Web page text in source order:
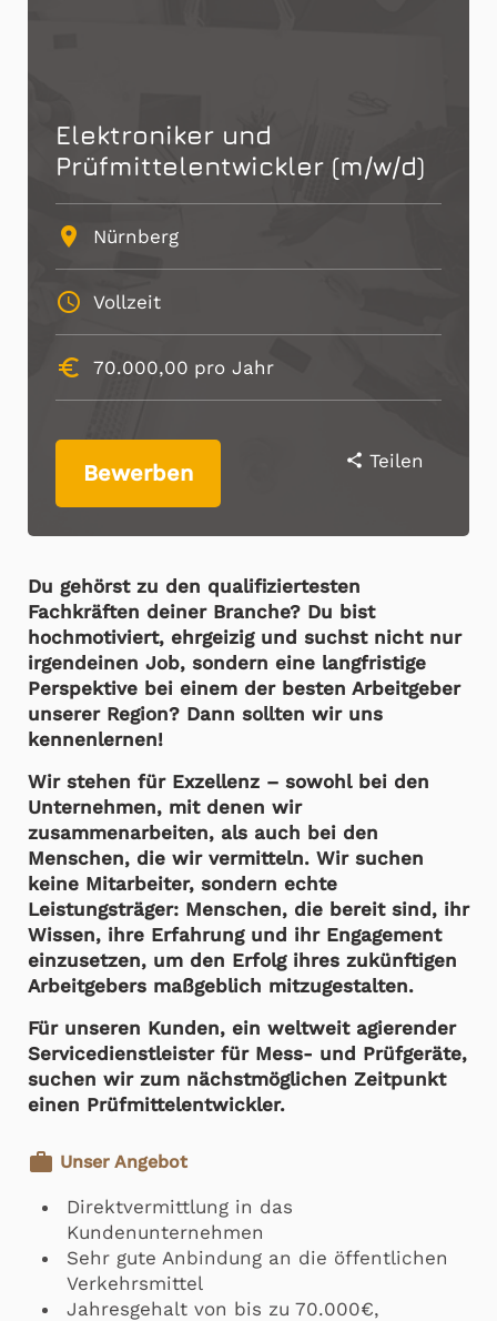
Elektroniker und
Prüfmittelentwickler (m/w/d)
place Nürnberg
schedule Vollzeit
euro_symbol 70.000,00 pro Jahr
share Teilen
Bewerben
Du gehörst zu den qualifiziertesten
Fachkräften deiner Branche? Du bist
hochmotiviert, ehrgeizig und suchst nicht nur
irgendeinen Job, sondern eine langfristige
Perspektive bei einem der besten Arbeitgeber
unserer Region? Dann sollten wir uns
kennenlernen!
Wir stehen für Exzellenz – sowohl bei den
Unternehmen, mit denen wir
zusammenarbeiten, als auch bei den
Menschen, die wir vermitteln. Wir suchen
keine Mitarbeiter, sondern echte
Leistungsträger: Menschen, die bereit sind, ihr
Wissen, ihre Erfahrung und ihr Engagement
einzusetzen, um den Erfolg ihres zukünftigen
Arbeitgebers maßgeblich mitzugestalten.
Für unseren Kunden, ein weltweit agierender
Servicedienstleister für Mess- und Prüfgeräte,
suchen wir zum nächstmöglichen Zeitpunkt
einen Prüfmittelentwickler.
work Unser Angebot
Direktvermittlung in das
Kundenunternehmen
Sehr gute Anbindung an die öffentlichen
Verkehrsmittel
Jahresgehalt von bis zu 70.000€,